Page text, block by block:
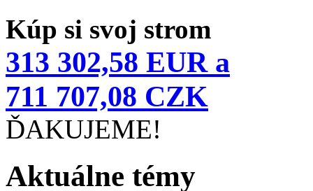
Kúp si svoj strom
313 302,58 EUR a
711 707,08 CZK
ĎAKUJEME!
Aktuálne témy